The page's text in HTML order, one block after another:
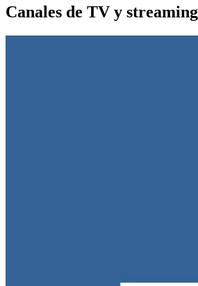
Canales de TV y streaming